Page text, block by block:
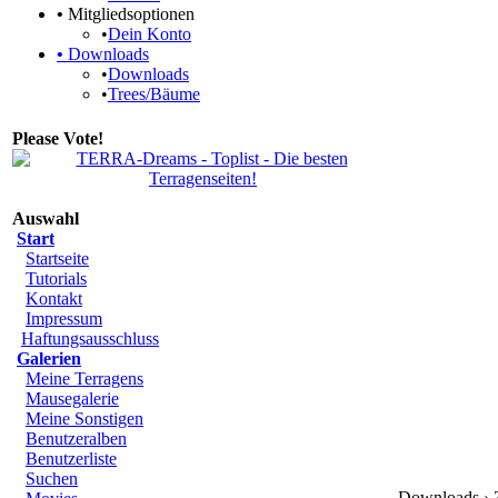
• Mitgliedsoptionen
•Dein Konto
• Downloads
•Downloads
•Trees/Bäume
Please Vote!
Auswahl
Start
Startseite
Tutorials
Kontakt
Impressum
Haftungsausschluss
Galerien
Meine Terragens
Mausegalerie
Meine Sonstigen
Benutzeralben
Benutzerliste
Suchen